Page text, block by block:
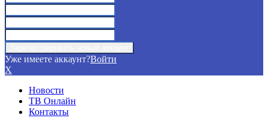
Уже имеете аккаунт?Войти
X
Новости
ТВ Онлайн
Контакты